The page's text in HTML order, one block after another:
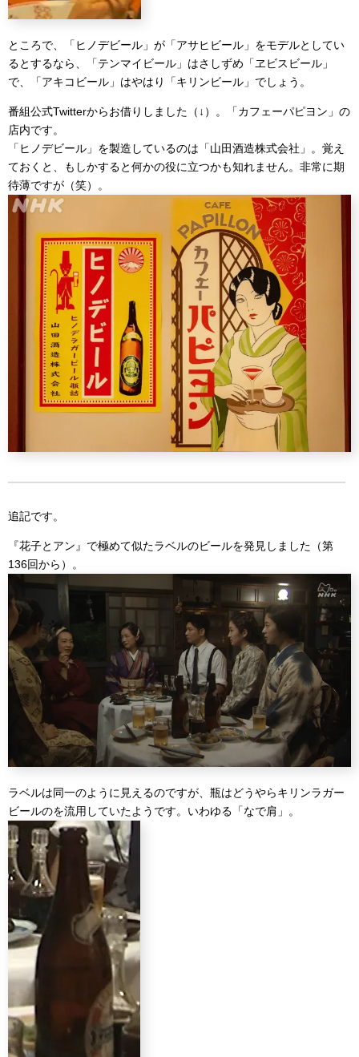
ところで、「ヒノデビール」が「アサヒビール」をモデルとしてい
るとするなら、「テンマイビール」はさしずめ「ヱビスビール」
で、「アキコビール」はやはり「キリンビール」でしょう。
番組公式Twitterからお借りしました（↓）。「カフェーパピヨン」の
店内です。
「ヒノデビール」を製造しているのは「山田酒造株式会社」。覚え
ておくと、もしかすると何かの役に立つかも知れません。非常に期
待薄ですが（笑）。
追記です。
『花子とアン』で極めて似たラベルのビールを発見しました（第
136回から）。
ラベルは同一のように見えるのですが、瓶はどうやらキリンラガー
ビールのを流用していたようです。いわゆる「なで肩」。